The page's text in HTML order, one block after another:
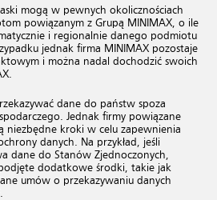
mogą w pewnych okolicznościach
powiązanym z Grupą MINIMAX, o ile
i regionalnie danego podmiotu
jednak firma MINIMAX pozostaje
i można nadal dochodzić swoich
dane do państw spoza
Jednak firmy powiązane
niezbędne kroki w celu zapewnienia
danych. Na przykład, jeśli
dane do Stanów Zjednoczonych,
dodatkowe środki, takie jak
umów o przekazywaniu danych